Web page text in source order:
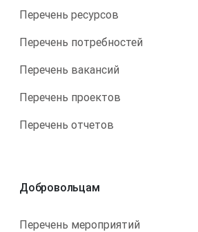
Перечень ресурсов
Перечень потребностей
Перечень вакансий
Перечень проектов
Перечень отчетов
Добровольцам
Перечень мероприятий